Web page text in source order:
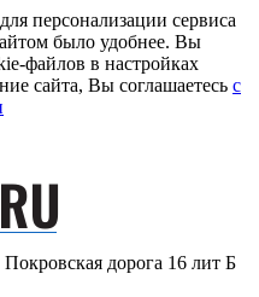
персонализации сервиса
было удобнее. Вы
файлов в настройках
сайта, Вы соглашаетесь c
дорога 16 лит Б